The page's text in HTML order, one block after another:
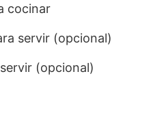
cocinar
servir (opcional)
(opcional)